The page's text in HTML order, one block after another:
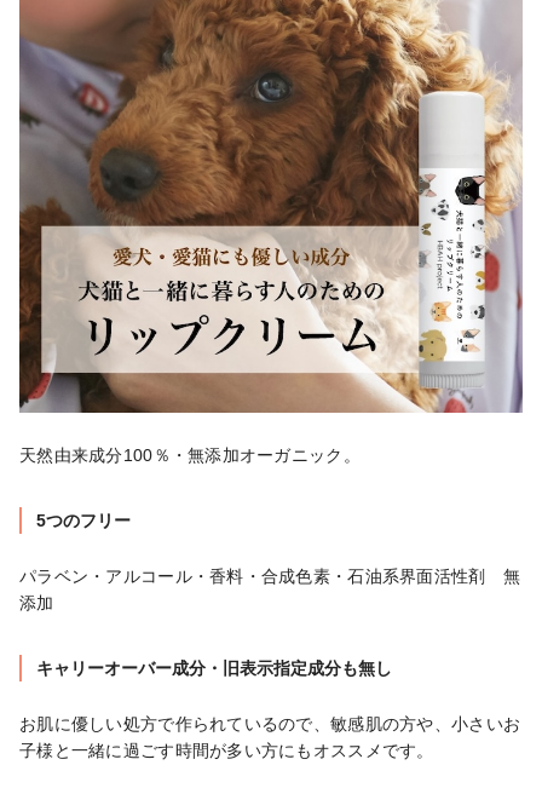
天然由来成分100％・無添加オーガニック。
5つのフリー
パラベン・アルコール・香料・合成色素・石油系界面活性剤　無
添加
キャリーオーバー成分・旧表示指定成分も無し
お肌に優しい処方で作られているので、敏感肌の方や、小さいお
子様と一緒に過ごす時間が多い方にもオススメです。